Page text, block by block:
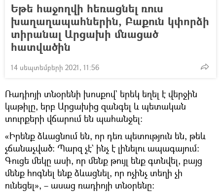
Եթե հաջողվի հեռացնել ռուս
խաղաղապահներին, Բաքուն կփորձի
տիրանալ Արցախի մնացած
հատվածին
14 սեպտեմբերի 2021, 11:56
Ռադիոյի տնօրենի խոսքով` երեկ եղել է վերջին
կաթիլը, երբ Արցախից զանգել և պետական
տուրքերի վճարում են պահանջել։
«Իրենք ձևացնում են, որ դեռ պետություն են, թեև
չճանաչված։ Պարզ չէ` ինչ է լինելու ապագայում:
Գուցե մեկը ասի, որ մենք թույլ ենք գտնվել, բայց
մենք հոգնել ենք ձևացնել, որ ոչինչ տեղի չի
ունեցել», – ասաց ռադիոյի տնօրենը։